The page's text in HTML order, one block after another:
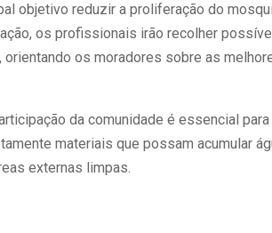
objetivo reduzir a proliferação do
ação, os profissionais irão recolher
os moradores sobre as
da comunidade é essencial
materiais que possam acumular
externas limpas.